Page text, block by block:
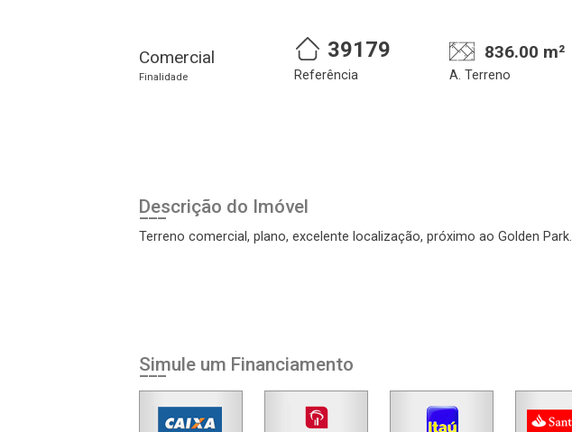
Comercial
Finalidade
39179
Referência
836.00 m²
A. Terreno
Descrição do Imóvel
Terreno comercial, plano, excelente localização, próximo ao Golden Park.
Simule um Financiamento
Confirmar dados da
10h00
Realize o login
Cadastre-se